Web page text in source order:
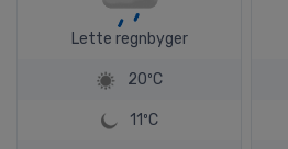
Lette regnbyger
20ºC
11ºC